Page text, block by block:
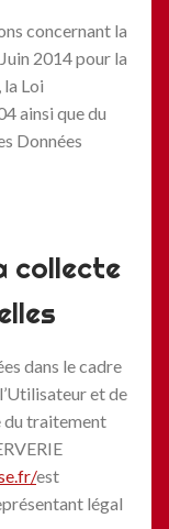
concernant la
2014 pour la
Loi
ainsi que du
Données
collecte
dans le cadre
et de
du traitement
est
légal